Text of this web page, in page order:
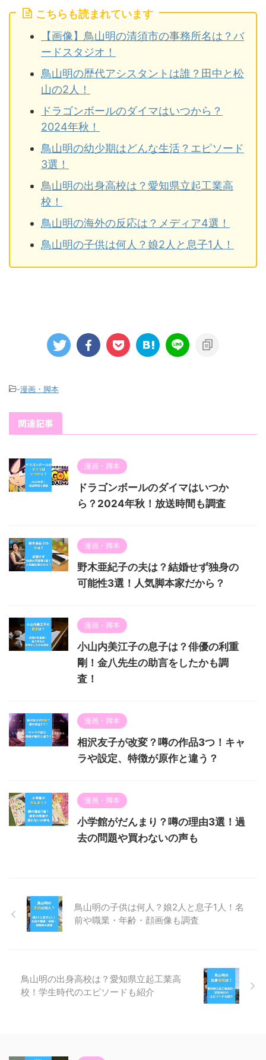
こちらも読まれています
【画像】鳥山明の清須市の事務所名は？バ
ードスタジオ！
鳥山明の歴代アシスタントは誰？田中と松
山の2人！
ドラゴンボールのダイマはいつから？
2024年秋！
鳥山明の幼少期はどんな生活？エピソード
3選！
鳥山明の出身高校は？愛知県立起工業高
校！
鳥山明の海外の反応は？メディア4選！
鳥山明の子供は何人？娘2人と息子1人！
-漫画・脚本
関連記事
漫画・脚本
ドラゴンボールのダイマはいつか
ら？2024年秋！放送時間も調査
漫画・脚本
野木亜紀子の夫は？結婚せず独身の
可能性3選！人気脚本家だから？
漫画・脚本
小山内美江子の息子は？俳優の利重
剛！金八先生の助言をしたかも調
査！
漫画・脚本
相沢友子が改変？噂の作品3つ！キャ
ラや設定、特徴が原作と違う？
漫画・脚本
小学館がだんまり？噂の理由3選！過
去の問題や買わないの声も
鳥山明の子供は何人？娘2人と息子1人！名
前や職業・年齢・顔画像も調査
鳥山明の出身高校は？愛知県立起工業高
校！学生時代のエピソードも紹介